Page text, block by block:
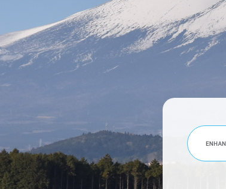
キ
ー
ワ
ー